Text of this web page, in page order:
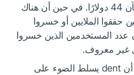
تراجع، ويبلغ سعر الرمز المميز الآن 44 دولارًا. في حين أن هناك
حققوا الملايين أو خسروا
عدد المستخدمين الذين خسروا
غير معروف.
ومع ذلك، أشارت BlockAid إلى أن dent يسلط الضوء على